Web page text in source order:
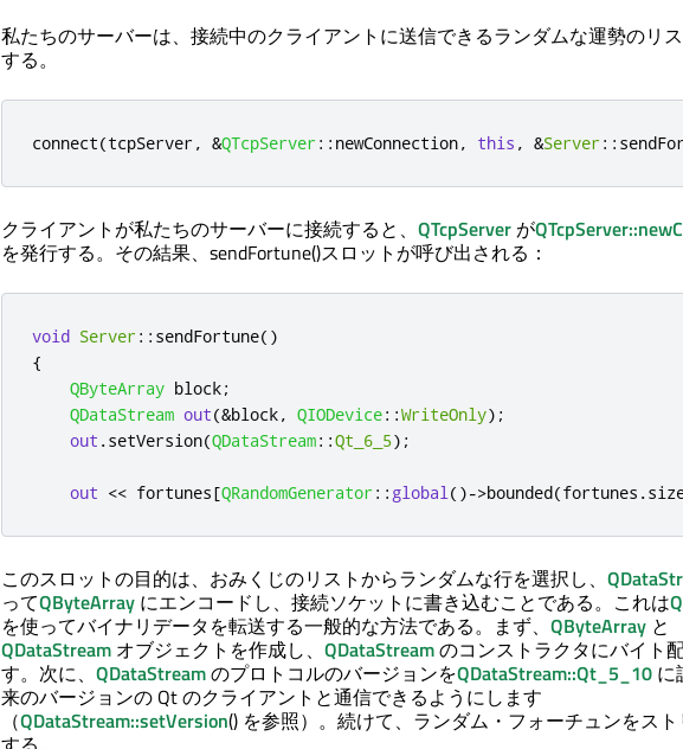
私たちのサーバーは、接続中のクライアントに送信できるランダムな運勢のリ
する。
connect(tcpServer, &QTcpServer :: newConnection, this , &Server::
クライアントが私たちのサーバーに接続すると、 QTcpServerが
を発行する。その結果、sendFortune()スロットが呼び出される：
void Server:: sendFortune()
{
QByteArray block;
QDataStream out(&block, QIODevice::WriteOnly);
out .setVersion(QDataStream::Qt_6_5);
out << fortunes[QRandomGenerator :: global()->bounded(fortunes .
このスロットの目的は、おみくじのリストからランダムな行を選択し、
ってQByteArray にエンコードし、接続ソケットに書き込むことである。これは
を使ってバイナリデータを転送する一般的な方法である。まず、 QByteArray と
QDataStream オブジェクトを作成し、 QDataStreamのコンストラクタにバイト
す。次に、 QDataStreamのプロトコルのバージョンをQDataStream::Qt_5_10 に
来のバージョンの Qt のクライアントと通信できるようにします
（QDataStream::setVersion() を参照）。続けて、ランダム・フォーチュンをス